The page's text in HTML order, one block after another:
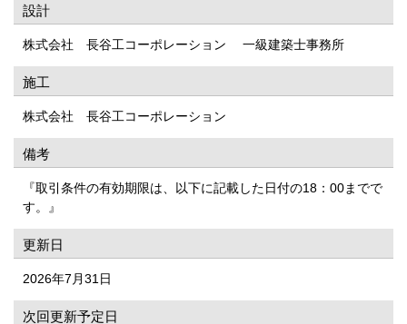
設計
株式会社 長谷工コーポレーション 一級建築士事務所
施工
株式会社 長谷工コーポレーション
備考
『取引条件の有効期限は、以下に記載した日付の18：00までで
す。』
更新日
2026年7月31日
次回更新予定日